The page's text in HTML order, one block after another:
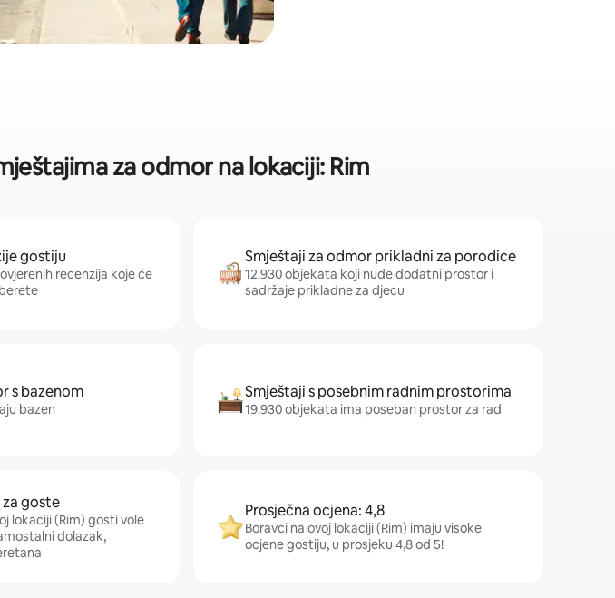
za odmor na lokaciji: Rim
gostiju
recenzija koje će
Smještaji za odmor prikladni za porodice
12.930 objekata koji nude dodatni prostor i
sadržaje prikladne za djecu
s bazenom
bazen
Smještaji s posebnim radnim prostorima
19.930 objekata ima poseban prostor za rad
goste
lokaciji (Rim) gosti vole
dolazak,
Prosječna ocjena: 4,8
Boravci na ovoj lokaciji (Rim) imaju visoke
ocjene gostiju, u prosjeku 4,8 od 5!